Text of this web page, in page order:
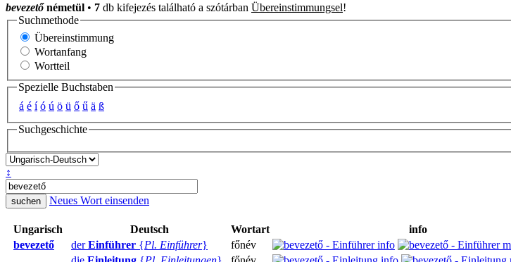
bevezetőnémetül • 7 db kifejezés található a szótárban Übereinstimmungsel!
Suchmethode
Übereinstimmung
Wortanfang
Wortteil
Spezielle Buchstaben
á é í ó ú ö ü ő ű ä ß
Suchgeschichte
↕
Neues Wort einsenden
Ungarisch Deutsch Wortart
info
bevezető
derEinführer {Pl. Einführer}
főnév